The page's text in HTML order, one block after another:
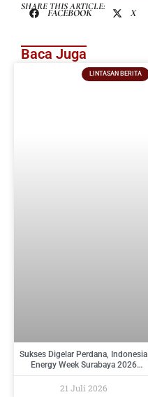
SHARE THIS ARTICLE:
FACEBOOK X
Baca Juga
LINTASAN BERITA
Sukses Digelar Perdana, Indonesia
Energy Week Surabaya 2026
Indonesia Timur dan Siap Kembali
21 Juli 2026